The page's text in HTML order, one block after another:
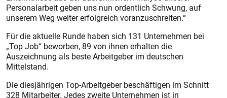
Personalarbeit geben uns nun ordentlich Schwung, auf
unserem Weg weiter erfolgreich voranzuschreiten.“
Für die aktuelle Runde haben sich 131 Unternehmen bei
„Top Job“ beworben, 89 von ihnen erhalten die
Auszeichnung als beste Arbeitgeber im deutschen
Mittelstand.
Die diesjährigen Top-Arbeitgeber beschäftigen im Schnitt
328 Mitarbeiter. Jedes zweite Unternehmen ist in